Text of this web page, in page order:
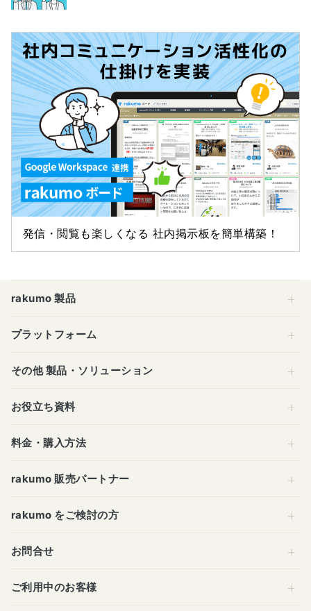
発信・閲覧も楽しくなる 社内掲示板を簡単構築！
rakumo 製品
プラットフォーム
その他 製品・ソリューション
お役立ち資料
料金・購入方法
rakumo 販売パートナー
rakumo をご検討の方
お問合せ
ご利用中のお客様